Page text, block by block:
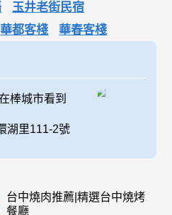
玉井老街民宿
華都客棧 華春客棧
棒城市看到
湖里111-2號
台中燒肉推薦|精選台中燒烤
餐廳